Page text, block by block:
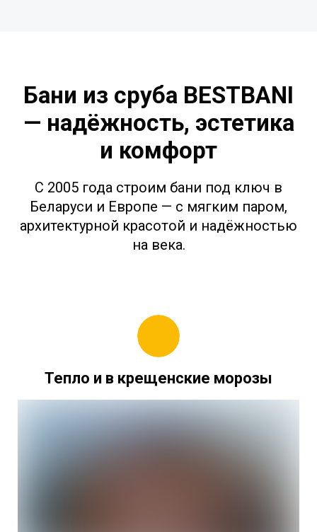
Бани из сруба BESTBANI
— надёжность, эстетика
и комфорт
С 2005 года строим бани под ключ в
Беларуси и Европе — с мягким паром,
архитектурной красотой и надёжностью
на века.
Тепло и в крещенские морозы